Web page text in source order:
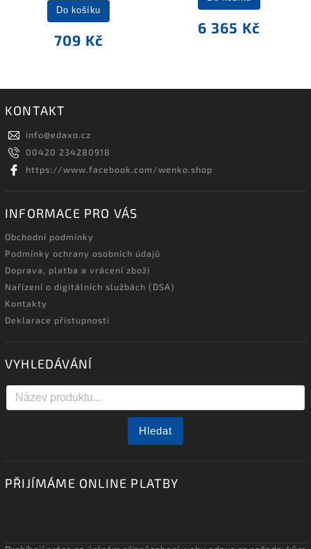
709 Kč
Do košíku
6 365 Kč
KONTAKT
info@edaxo.cz
00420 234280918
https://www.facebook.com/wenko.shop
INFORMACE PRO VÁS
Obchodní podmínky
Podmínky ochrany osobních údajů
Doprava, platba a vrácení zboží
Nařízení o digitálních službách (DSA)
Kontakty
Deklarace přístupnosti
VYHLEDÁVÁNÍ
Hledat
PŘIJÍMÁME ONLINE PLATBY